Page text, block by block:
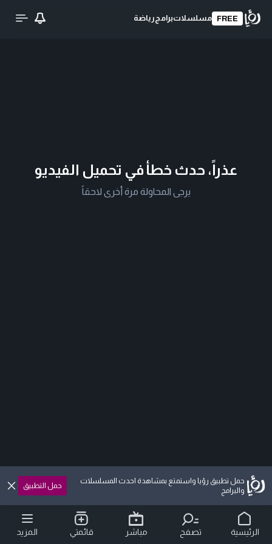
FREE مسلسلاتبرامج رياضة
عذراً، حدث خطأ في تحميل الفيديو
يرجى المحاولة مرة أخرى لاحقاً
حمل تطبيق رؤيا واستمتع بمشاهدة احدث المسلسلات
والبرامج
حمل التطبيق
الرئيسية تصفح مباشر قائمتي المزيد